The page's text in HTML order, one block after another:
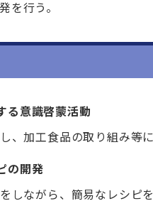
を行う。
る意識啓蒙活動
、加工食品の取り組み等
の開発
しながら、簡易なレシピを